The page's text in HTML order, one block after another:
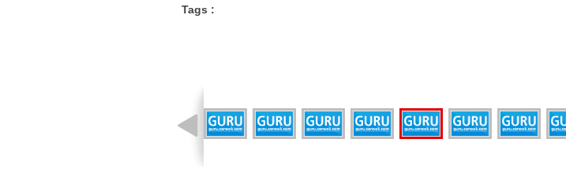
Tags :